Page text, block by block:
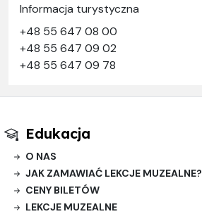
Informacja turystyczna
+48 55 647 08 00
+48 55 647 09 02
+48 55 647 09 78
Edukacja
O NAS
JAK ZAMAWIAĆ LEKCJE MUZEALNE?
CENY BILETÓW
LEKCJE MUZEALNE